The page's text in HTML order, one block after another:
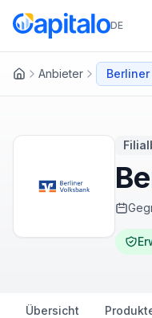
DE
Anbieter
Übersicht